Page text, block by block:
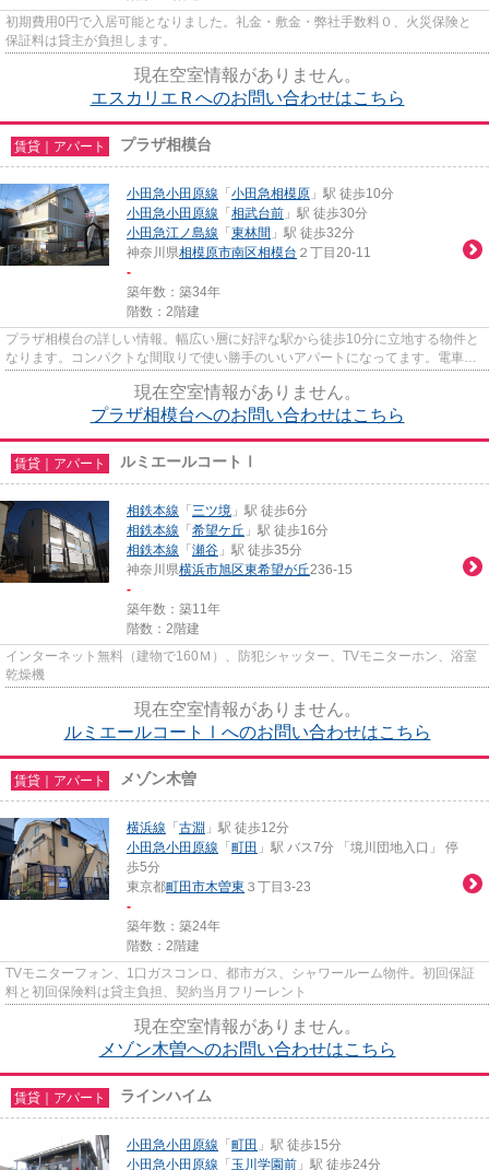
初期費用0円で入居可能となりました。礼金・敷金・弊社手数料０、火災保険と
保証料は貸主が負担します。
現在空室情報がありません。
エスカリエＲへのお問い合わせはこちら
賃貸｜アパート プラザ相模台
小田急小田原線 「 小田急相模原 」駅 徒歩10分
小田急小田原線 「 相武台前 」駅 徒歩30分
小田急江ノ島線 「 東林間 」駅 徒歩32分
神奈川県相模原市南区相模台 ２丁目20-11
-
築年数：築34年
階数：2階建
プラザ相模台の詳しい情報。幅広い層に好評な駅から徒歩10分に立地する物件と
なります。コンパクトな間取りで使い勝手のいいアパートになってます。電車が
現在空室情報がありません。
プラザ相模台へのお問い合わせはこちら
賃貸｜アパート ルミエールコートⅠ
相鉄本線 「 三ツ境 」駅 徒歩6分
相鉄本線 「 希望ケ丘 」駅 徒歩16分
相鉄本線 「 瀬谷 」駅 徒歩35分
神奈川県横浜市旭区東希望が丘236-15
-
築年数：築11年
階数：2階建
インターネット無料（建物で160Ｍ）、防犯シャッター、TVモニターホン、浴室
乾燥機
現在空室情報がありません。
ルミエールコートⅠへのお問い合わせはこちら
賃貸｜アパート メゾン木曽
横浜線 「 古淵 」駅 徒歩12分
小田急小田原線 「 町田 」駅 バス7分 「境川団地入口」 停
歩5分
東京都町田市木曽東 ３丁目3-23
-
築年数：築24年
階数：2階建
TVモニターフォン、1口ガスコンロ、都市ガス、シャワールーム物件。初回保証
料と初回保険料は貸主負担、契約当月フリーレント
現在空室情報がありません。
メゾン木曽へのお問い合わせはこちら
賃貸｜アパート ラインハイム
小田急小田原線 「 町田 」駅 徒歩15分
小田急小田原線 「 玉川学園前 」駅 徒歩24分